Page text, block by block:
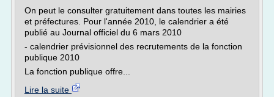
On peut le consulter gratuitement dans toutes les mairies
et préfectures. Pour l'année 2010, le calendrier a été
publié au Journal officiel du 6 mars 2010
- calendrier prévisionnel des recrutements de la fonction
publique 2010
La fonction publique offre...
Lire la suite